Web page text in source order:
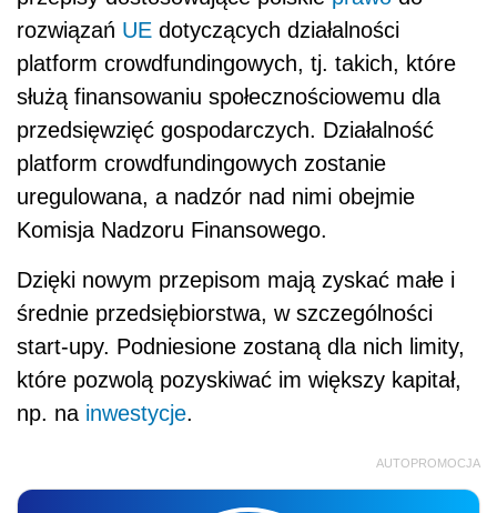
rozwiązań UE dotyczących działalności
platform crowdfundingowych, tj. takich, które
służą finansowaniu społecznościowemu dla
przedsięwzięć gospodarczych. Działalność
platform crowdfundingowych zostanie
uregulowana, a nadzór nad nimi obejmie
Komisja Nadzoru Finansowego.
Dzięki nowym przepisom mają zyskać małe i
średnie przedsiębiorstwa, w szczególności
start-upy. Podniesione zostaną dla nich limity,
które pozwolą pozyskiwać im większy kapitał,
np. na inwestycje.
AUTOPROMOCJA